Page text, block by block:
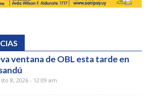
ventana de OBL esta tarde en
8, 2026 - 12:09 am